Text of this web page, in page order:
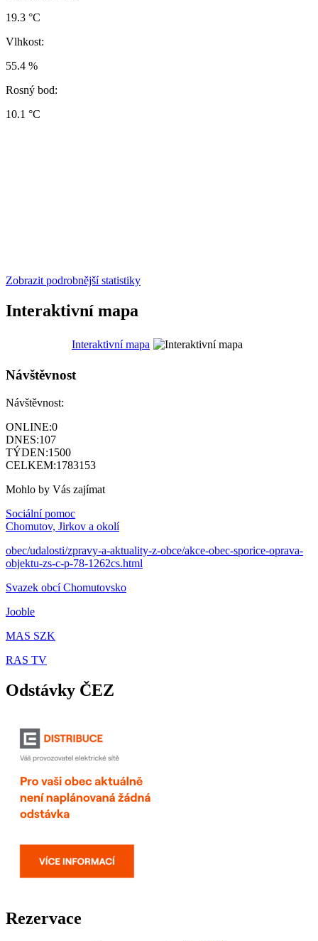
19.3 °C
Vlhkost:
55.4 %
Rosný bod:
10.1 °C
Zobrazit podrobnější statistiky
Interaktivní mapa
Interaktivní mapa
Návštěvnost
Návštěvnost:
ONLINE:0
DNES:107
TÝDEN:1500
CELKEM:1783153
Mohlo by Vás zajímat
Sociální pomoc
Chomutov, Jirkov a okolí
obec/udalosti/zpravy-a-aktuality-z-obce/akce-obec-sporice-oprava-
objektu-zs-c-p-78-1262cs.html
Svazek obcí Chomutovsko
Jooble
MAS SZK
RAS TV
Odstávky ČEZ
Rezervace